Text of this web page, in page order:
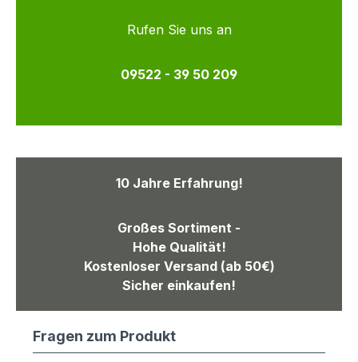
Rufen Sie uns an
09522 - 39 50 209
10 Jahre Erfahrung!
Großes Sortiment -
Hohe Qualität!
Kostenloser Versand (ab 50€)
Sicher einkaufen!
Fragen zum Produkt